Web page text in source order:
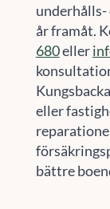
år framåt.
680eller
eller
bättre